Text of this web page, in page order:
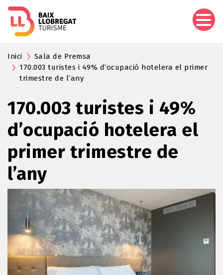
Inici
Sala de Premsa
170.003 turistes i 49% d’ocupació hotelera el primer
trimestre de l’any
170.003 turistes i 49%
d’ocupació hotelera el
primer trimestre de
l’any